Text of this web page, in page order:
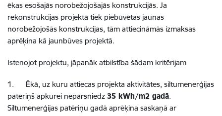
ēkas esošajās norobežojošajās konstrukcijās. Ja
rekonstrukcijas projektā tiek piebūvētas jaunas
norobežojošās konstrukcijas, tām attiecināmās izmaksas
aprēķina kā jaunbūves projektā.
Īstenojot projektu, jāpanāk atbilstība šādam kritērijam
1. Ēkā, uz kuru attiecas projekta aktivitātes, siltumenerģijas
patēriņš apkurei nepārsniedz 35 kWh/m2 gadā.
Siltumenerģijas patēriņu gadā aprēķina saskaņā ar